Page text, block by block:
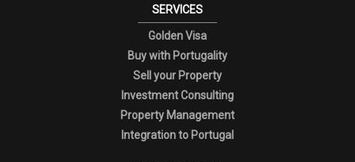
SERVICES
Golden Visa
Buy with Portugality
Sell your Property
Investment Consulting
Property Management
Integration to Portugal